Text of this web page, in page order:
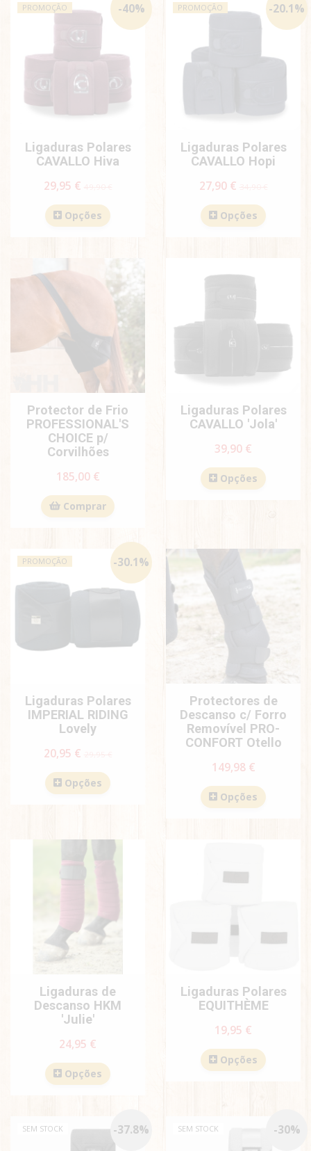
-40%
PROMOÇÃO
Ligaduras Polares
CAVALLO Hiva
29,95 €
Opções
-20.1%
PROMOÇÃO
Ligaduras Polares
CAVALLO Hopi
27,90 €
Opções
Protector de Frio
PROFESSIONAL'S
CHOICE p/
Corvilhões
185,00 €
Comprar
Ligaduras Polares
CAVALLO 'Jola'
39,90 €
Opções
-30.1%
PROMOÇÃO
Ligaduras Polares
IMPERIAL RIDING
Lovely
20,95 €
Opções
Protectores de
Descanso c/ Forro
Removível PRO-
CONFORT Otello
149,98 €
Opções
Ligaduras de
Descanso HKM
'Julie'
24,95 €
Opções
Ligaduras Polares
EQUITHÈME
19,95 €
Opções
-37.8%
SEM STOCK -30%
SEM STOCK